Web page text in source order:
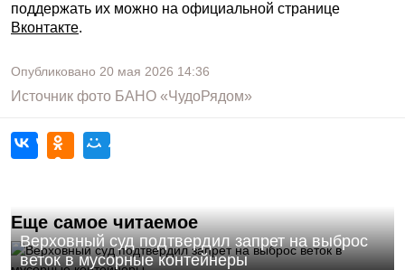
поддержать их можно на официальной странице
Вконтакте.
Опубликовано 20 мая 2026 14:36
Источник фото БАНО «ЧудоРядом»
Еще самое читаемое
Верховный суд подтвердил запрет на выброс
веток в мусорные контейнеры